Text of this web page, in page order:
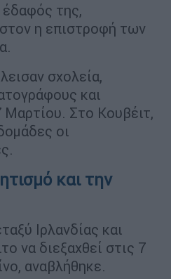
της,
η επιστροφή των
σχολεία,
και
Μαρτίου. Στο Κουβέιτ,
οι
και την
Ιρλανδίας και
να διεξαχθεί στις 7
αναβλήθηκε.